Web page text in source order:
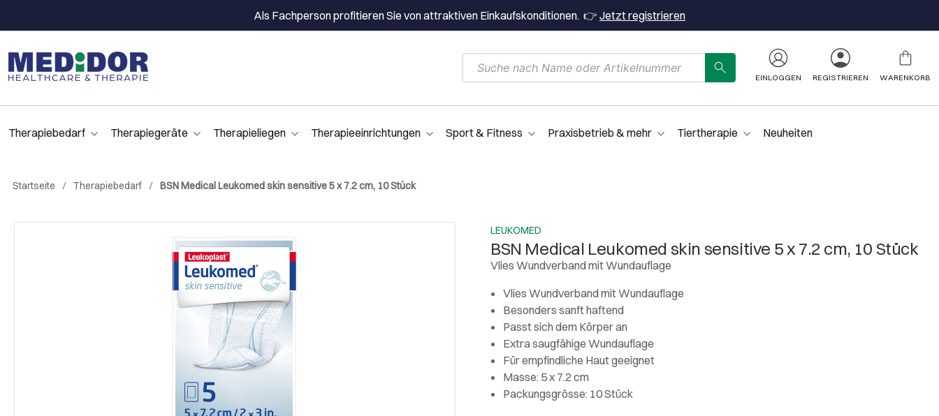
Als Fachperson profitieren Sie von attraktiven Einkaufskonditionen. 👉 Jetzt registrieren
EINLOGGEN REGISTRIEREN WARENKORB
Therapiebedarf Therapiegeräte Therapieliegen Therapieeinrichtungen Sport & Fitness Praxisbetrieb & mehr Tiertherapie Neuheiten
Startseite Therapiebedarf BSN Medical Leukomed skin sensitive 5 x 7.2 cm, 10 Stück
LEUKOMED
BSN Medical Leukomed skin sensitive 5 x 7.2 cm, 10 Stück
Vlies Wundverband mit Wundauflage
Vlies Wundverband mit Wundauflage
Besonders sanft haftend
Passt sich dem Körper an
Extra saugfähige Wundauflage
Für empfindliche Haut geeignet
Masse: 5 x 7.2 cm
Packungsgrösse: 10 Stück